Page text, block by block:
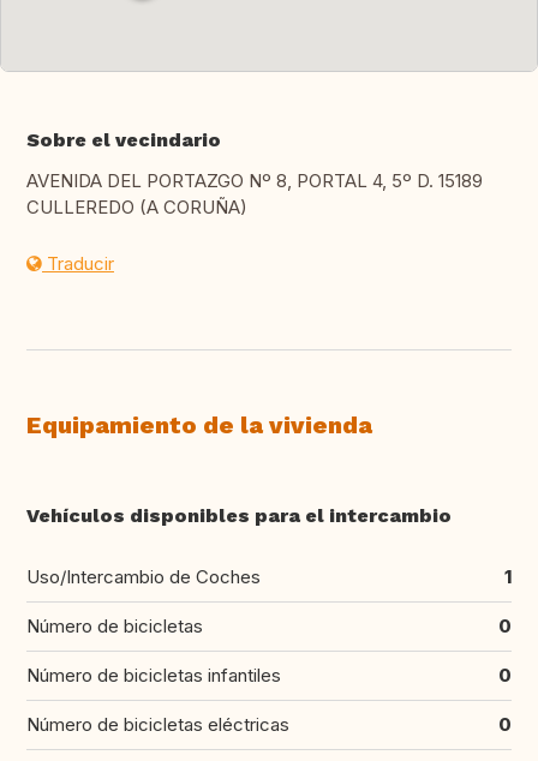
Sobre el vecindario
AVENIDA DEL PORTAZGO Nº 8, PORTAL 4, 5º D. 15189
CULLEREDO (A CORUÑA)
Traducir
Equipamiento de la vivienda
Vehículos disponibles para el intercambio
Uso/Intercambio de Coches 1
Número de bicicletas 0
Número de bicicletas infantiles 0
Número de bicicletas eléctricas 0